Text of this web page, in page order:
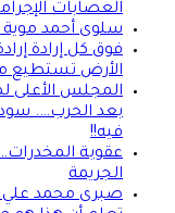
العصابات
سلوى أحمد موية
فوق كل إرادة
الأرض تستطيع
المجلس الأعلى
بعد الحرب….
فيه!!
عقوبة
الجريمة
صبرى محمد علي